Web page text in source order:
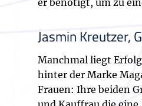
er benötigt, um zu
Jasmin Kreutzer,
Manchmal liegt Erfolg
hinter der Marke
Frauen: Ihre beiden